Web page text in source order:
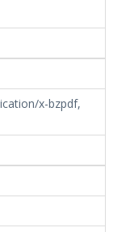
x-bzpdf,